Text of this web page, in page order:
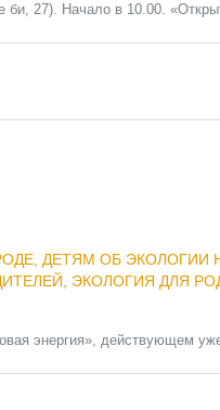
би, 27). Начало в 10.00.
ДЕТЯМ ОБ ЭКОЛОГИИ
ЭКОЛОГИЯ ДЛЯ
энергия», действующем